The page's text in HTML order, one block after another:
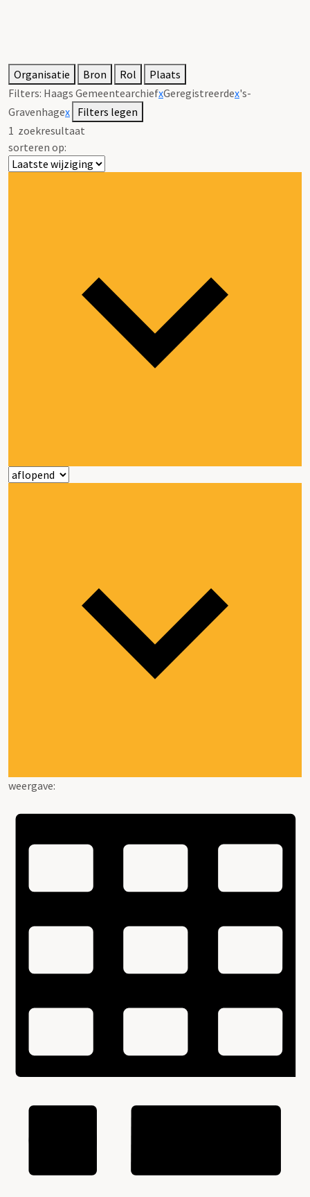
Organisatie Bron Rol
Plaats
Filters: Haags GemeentearchiefxGeregistreerdex's-
Gravenhagex Filters legen
1 zoekresultaat
sorteren op:
weergave: